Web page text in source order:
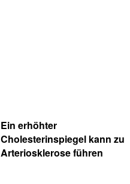
Ein erhöhter
Cholesterinspiegel kann zu
Arteriosklerose führen